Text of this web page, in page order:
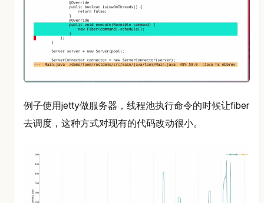
例子使用jetty做服务器，线程池执行命令的时候让fiber
去调度，这种方式对现有的代码改动很小。